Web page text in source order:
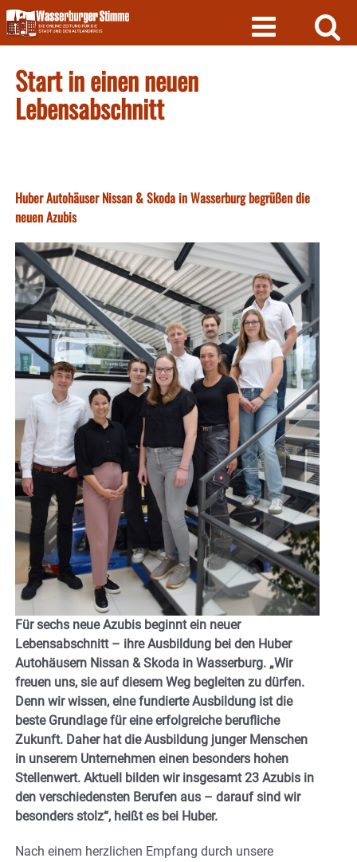
Skip
to
content
Start in einen neuen
Lebensabschnitt
Huber Autohäuser Nissan & Skoda in Wasserburg begrüßen die
neuen Azubis
Für sechs neue Azubis beginnt ein neuer
Lebensabschnitt – ihre Ausbildung bei den Huber
Autohäusern Nissan & Skoda in Wasserburg. „Wir
freuen uns, sie auf diesem Weg begleiten zu dürfen.
Denn wir wissen, eine fundierte Ausbildung ist die
beste Grundlage für eine erfolgreiche berufliche
Zukunft. Daher hat die Ausbildung junger Menschen
in unserem Unternehmen einen besonders hohen
Stellenwert. Aktuell bilden wir insgesamt 23 Azubis in
den verschiedensten Berufen aus – darauf sind wir
besonders stolz“, heißt es bei Huber.
Nach einem herzlichen Empfang durch unsere